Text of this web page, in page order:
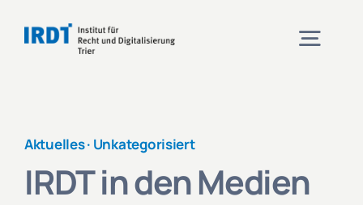
Inhalt
Veranstaltungen
Aktuelles · Unkategorisiert
IRDT in den Medien